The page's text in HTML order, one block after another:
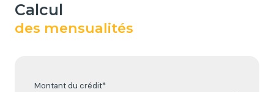
calcul
des mensualités
Montant du crédit*